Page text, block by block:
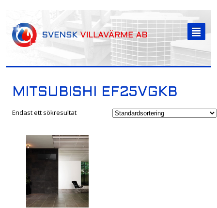
²
MITSUBISHI EF25VGKB
Endast ett sökresultat